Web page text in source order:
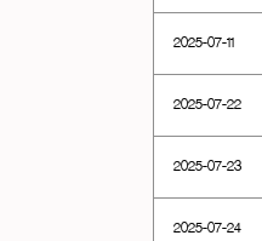
2025-07-11
2025-07-22
2025-07-23
2025-07-24